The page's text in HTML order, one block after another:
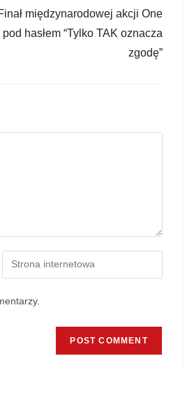
międzynarodowej akcji One
hasłem “Tylko TAK oznacza
zgodę”